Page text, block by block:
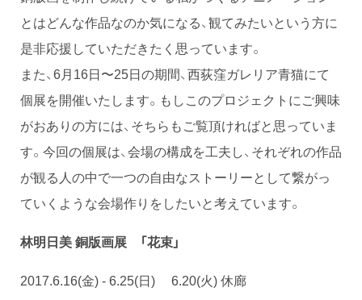
とはどんな作品なのか気になる、観てみたいという方に
是非応援していただきたく思っています。
また、6月16日〜25日の期間、西荻窪ガレリア青猫にて
個展を開催いたします。もしこのプロジェクトにご興味
がおありの方には、そちらもご覧頂ければと思っていま
す。今回の個展は、会場の構成を工夫し、それぞれの作品
が観る人の中で一つの自由なストーリーとして繋がっ
ていくような会場作りをしたいと考えています。
林明日美 銅版画展 「花束」
2017.6.16(金) - 6.25(日) 6.20(火) 休廊